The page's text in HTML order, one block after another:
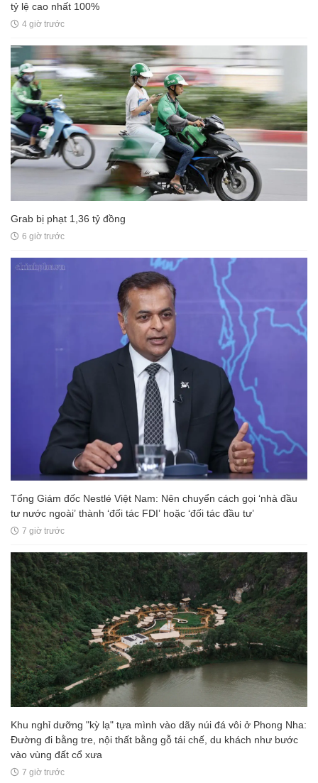
tỷ lệ cao nhất 100%
4 giờ trước
Grab bị phạt 1,36 tỷ đồng
6 giờ trước
Tổng Giám đốc Nestlé Việt Nam: Nên chuyển cách gọi ‘nhà đầu
tư nước ngoài’ thành ‘đối tác FDI’ hoặc ‘đối tác đầu tư’
7 giờ trước
Khu nghỉ dưỡng "kỳ lạ" tựa mình vào dãy núi đá vôi ở Phong Nha:
Đường đi bằng tre, nội thất bằng gỗ tái chế, du khách như bước
vào vùng đất cổ xưa
7 giờ trước